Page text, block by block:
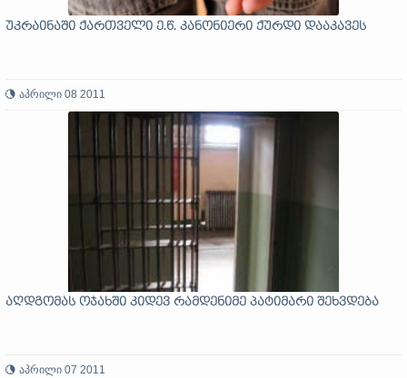
უკრაინაში ქართველი ე.წ. კანონიერი ქურდი დააკავეს
აპრილი 08 2011
აღდგომას ოჯახში კიდევ რამდენიმე პატიმარი შეხვდება
აპრილი 07 2011